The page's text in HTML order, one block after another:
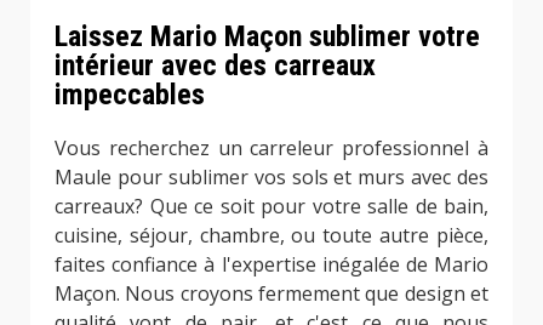
Laissez Mario Maçon sublimer votre
intérieur avec des carreaux
impeccables
Vous recherchez un carreleur professionnel à
Maule pour sublimer vos sols et murs avec des
carreaux? Que ce soit pour votre salle de bain,
cuisine, séjour, chambre, ou toute autre pièce,
faites confiance à l'expertise inégalée de Mario
Maçon. Nous croyons fermement que design et